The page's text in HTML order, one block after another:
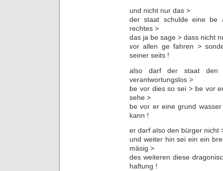
und nicht nur das >
der staat schulde eine be
rechtes >
das ja be sage > dass nicht
vor allen ge fahren >
seiner seits !
also darf der staat den
verantwortungslos >
be vor dies so sei > be vor
sehe >
be vor er eine grund
kann !
er darf also den bürger nicht
und weiter hin sei ein ein
mäsig >
des weiteren diese
haftung !